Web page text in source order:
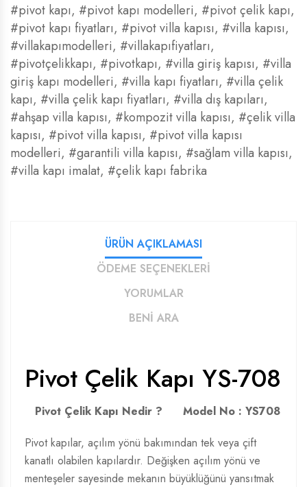
#pivot kapı, #pivot kapı modelleri, #pivot çelik kapı,
#pivot kapı fiyatları, #pivot villa kapısı, #villa kapısı,
#villakapımodelleri, #villakapıfiyatları,
#pivotçelikkapı, #pivotkapı, #villa giriş kapısı, #villa
giriş kapı modelleri, #villa kapı fiyatları, #villa çelik
kapı, #villa çelik kapı fiyatları, #villa dış kapıları,
#ahşap villa kapısı, #kompozit villa kapısı, #çelik villa
kapısı, #pivot villa kapısı, #pivot villa kapısı
modelleri, #garantili villa kapısı, #sağlam villa kapısı,
#villa kapı imalat, #çelik kapı fabrika
ÜRÜN AÇIKLAMASI
ÖDEME SEÇENEKLERİ
YORUMLAR
BENİ ARA
Pivot Çelik Kapı YS-708
Pivot Çelik Kapı Nedir ?
Model No : YS708
Pivot kapılar, açılım yönü bakımından tek veya çift
kanatlı olabilen kapılardır. Değişken açılım yönü ve
menteşeler sayesinde mekanın büyüklüğünü yansıtmak